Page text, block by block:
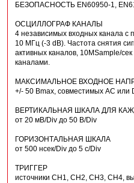
БЕЗОПАСНОСТЬ EN60950-1,
ОСЦИЛЛОГРАФ КАНАЛЫ
4 независимых входных канала с
10 MГц (-3 dB). Частота снятия
активных каналов, 10MSample/
каналами.
МАКСИМАЛЬНОЕ ВХОДНОЕ
+/- 50 Вmax, совместимых AC или
ВЕРТИКАЛЬНАЯ ШКАЛА ДЛЯ
от 20 мВ/Div до 50 В/Div
ГОРИЗОНТАЛЬНАЯ ШКАЛА
от 500 нсек/Div до 5 с/Div
ТРИГГЕР
источники CH1, CH2, CH3, CH4,